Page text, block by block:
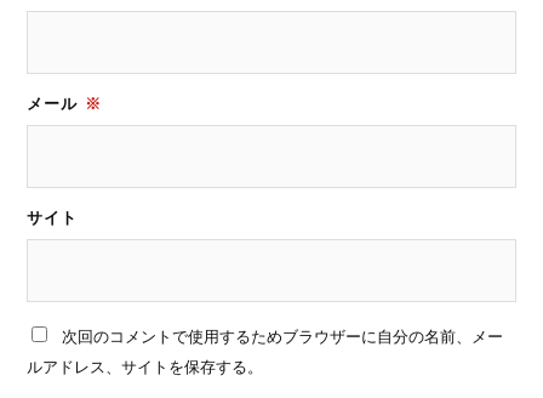
メール ※
サイト
次回のコメントで使用するためブラウザーに自分の名前、メー
ルアドレス、サイトを保存する。